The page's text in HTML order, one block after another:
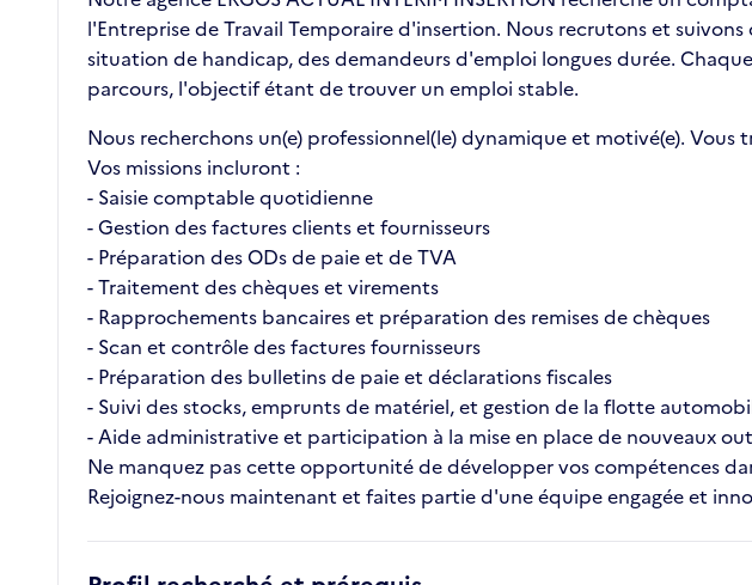
l'Entreprise de Travail Temporaire d'insertion. Nous recrutons et
situation de handicap, des demandeurs d'emploi longues durée.
parcours, l'objectif étant de trouver un emploi stable.
Nous recherchons un(e) professionnel(le) dynamique et motivé(e).
Vos missions incluront :
- Saisie comptable quotidienne
- Gestion des factures clients et fournisseurs
- Préparation des ODs de paie et de TVA
- Traitement des chèques et virements
- Rapprochements bancaires et préparation des remises de chèques
- Scan et contrôle des factures fournisseurs
- Préparation des bulletins de paie et déclarations fiscales
- Suivi des stocks, emprunts de matériel, et gestion de la flotte
- Aide administrative et participation à la mise en place de nouveaux
Ne manquez pas cette opportunité de développer vos compétences
Rejoignez-nous maintenant et faites partie d'une équipe engagée et